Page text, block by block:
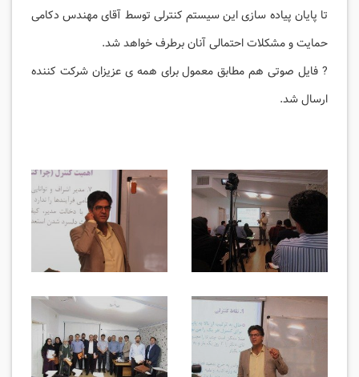
تا پایان پیاده سازی این سیستم کنترلی توسط آقای مهندس دکامی
حمایت و مشکلات احتمالی آنان برطرف خواهد شد.
? فایل صوتی هم مطابق معمول برای همه ی عزیزان شرکت کننده
ارسال شد.